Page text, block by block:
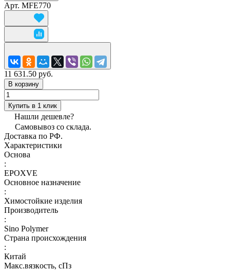
Арт. MFE770
11 631.50 руб.
В корзину
Купить в 1 клик
Нашли дешевле?
Самовывоз со склада.
Доставка по РФ.
Характеристики
Основа
:
EPOXVE
Основное назначение
:
Химостойкие изделия
Производитель
:
Sino Polymer
Страна происхождения
:
Китай
Макс.вязкoсть, сПз